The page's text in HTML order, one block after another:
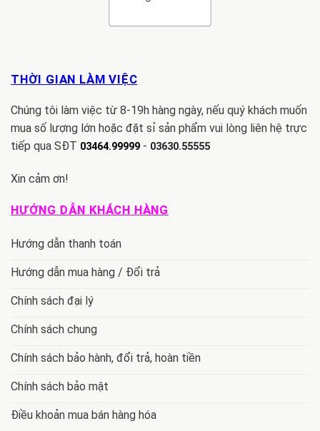
THỜI GIAN LÀM VIỆC
Chúng tôi làm việc từ 8-19h hàng ngày, nếu quý khách muốn
mua số lượng lớn hoặc đặt sỉ sản phẩm vui lòng liên hệ trực
tiếp qua SĐT 03464.99999 - 03630.55555
Xin cảm ơn!
HƯỚNG DẪN KHÁCH HÀNG
Hướng dẫn thanh toán
Hướng dẫn mua hàng / Đổi trả
Chính sách đại lý
Chính sách chung
Chính sách bảo hành, đổi trả, hoàn tiền
Chính sách bảo mật
Điều khoản mua bán hàng hóa